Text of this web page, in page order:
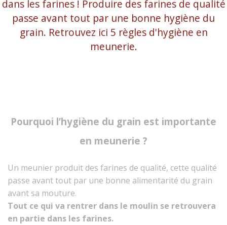
dans les farines ! Produire des farines de qualité
passe avant tout par une bonne hygiène du
grain. Retrouvez ici 5 règles d'hygiène en
meunerie.
Pourquoi l’hygiène du grain est importante
en meunerie ?
Un meunier produit des farines de qualité, cette qualité
passe avant tout par une bonne alimentarité du grain
avant sa mouture.
Tout ce qui va rentrer dans le moulin se retrouvera
en partie dans les farines.